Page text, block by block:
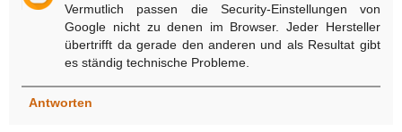
Vermutlich passen die Security-Einstellungen von
Google nicht zu denen im Browser. Jeder Hersteller
übertrifft da gerade den anderen und als Resultat gibt
es ständig technische Probleme.
Antworten